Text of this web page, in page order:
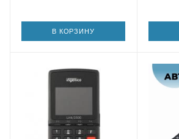
В КОРЗИНУ